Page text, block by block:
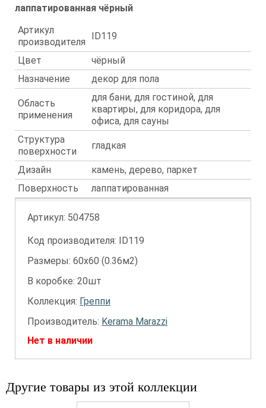
лаппатированная чёрный
Артикул
производителя
ID119
Цвет
чёрный
Назначение
декор для пола
Область
применения
для бани, для гостиной, для
квартиры, для коридора, для
офиса, для сауны
Структура
поверхности
гладкая
Дизайн
камень, дерево, паркет
Поверхность
лаппатированная
Артикул: 504758
Код производителя: ID119
Размеры: 60х60 (0.36м2)
В коробке: 20шт
Коллекция: Греппи
Производитель: Kerama Marazzi
Нет в наличии
Другие товары из этой коллекции